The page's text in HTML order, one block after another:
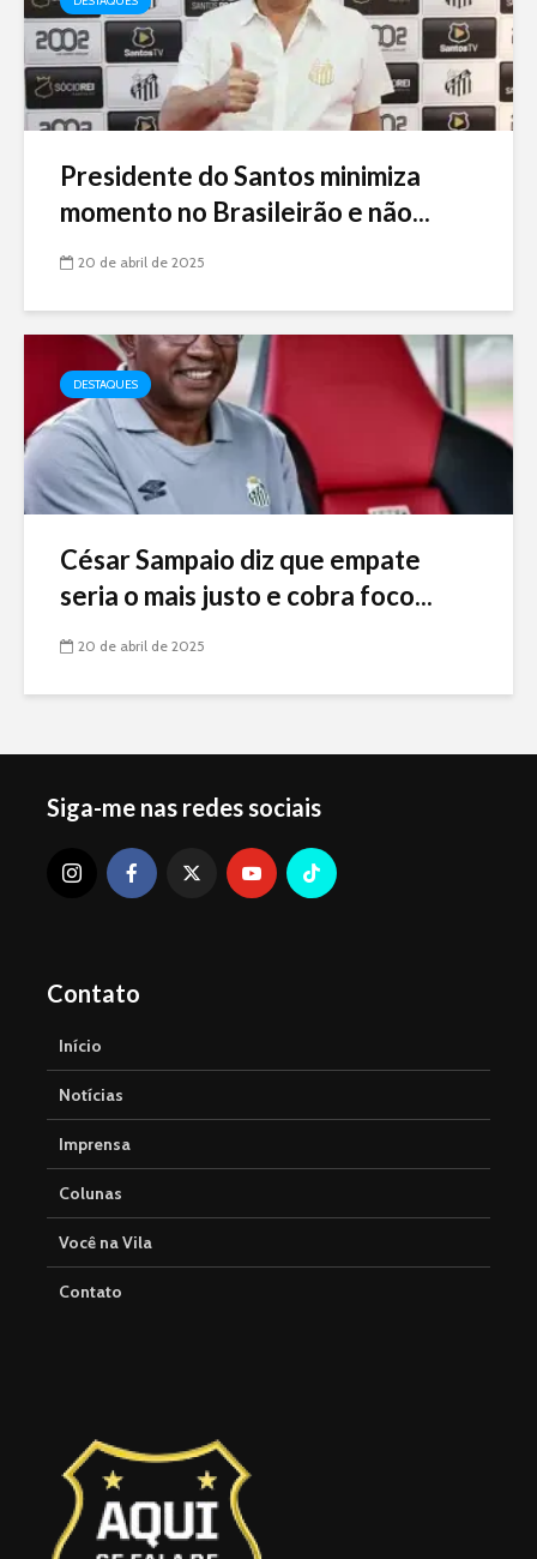
Presidente do Santos minimiza
momento no Brasileirão e não...
20 de abril de 2025
DESTAQUES
César Sampaio diz que empate
seria o mais justo e cobra foco...
20 de abril de 2025
Siga-me nas redes sociais
Contato
Início
Notícias
Imprensa
Colunas
Você na Vila
Contato